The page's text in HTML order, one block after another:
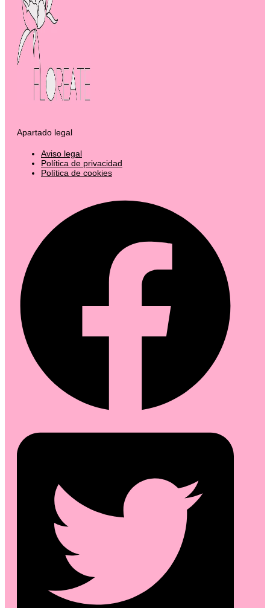
Apartado legal
Aviso legal
Política de privacidad
Política de cookies